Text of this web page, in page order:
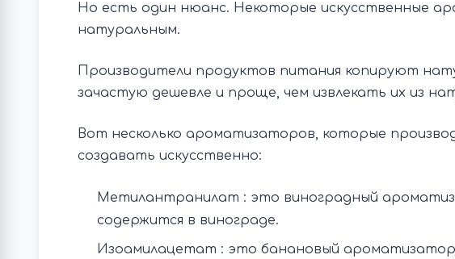
Но есть один нюанс. Некоторые искусственные
натуральным.
Производители продуктов питания копируют
зачастую дешевле и проще, чем извлекать их из
Вот несколько ароматизаторов, которые
создавать искусственно:
Метилантранилат : это виноградный
содержится в винограде.
Изоамилацетат : это банановый